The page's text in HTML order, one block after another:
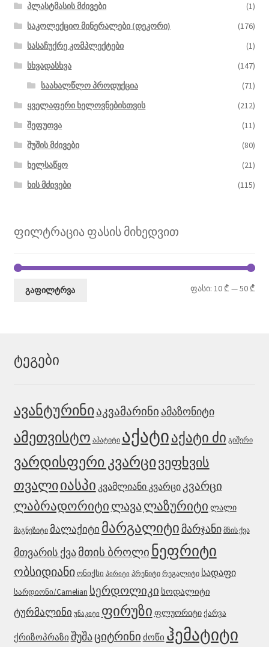
პლასტმასის მძივები
(1)
საკოლექციო მინერალები (დეკორი)
(176)
სასაჩუქრე კომპლექტები
(1)
სხვადასხვა
(147)
საახალწლო პროდუქცია
(71)
ყველაფერი ხელოვნებისთვის
(212)
შეფუთვა
(11)
შუშის მძივები
(80)
ხელსაწყო
(21)
ხის მძივები
(115)
ფილტრაცია ფასის მიხედვით
გაფილტრვა ფასი:10 ₾—50 ₾
ტეგები
ავანტურინიაკვამარინი ამაზონიტი
ამეთვისტო აპატიტი აქატიაქატი ძი გიშერი
ვარდისფერი კვარცივეფხვის
თვალიიასპი კვამლიანი კვარცი კვარცი
ლაბრადორიტი ლავალაზურიტი ლალი
მაგნეზიტი მალაქიტი მარგალიტი მარჯანი მზის ქვა
მთვარის ქვამთის ბროლი ნეფრიტი
ობსიდიანიონიქსი პირიტი პრენიტი რეგალიტი სადაფი
სარდიონი/Carnelian სერდოლიკი სოდალიტი
ტურმალინი უნაკიტი ფირუზი ფლუორიტიქარვა
ქრიზოპრაზი შუშაციტრინი ძოწი ჰემატიტი